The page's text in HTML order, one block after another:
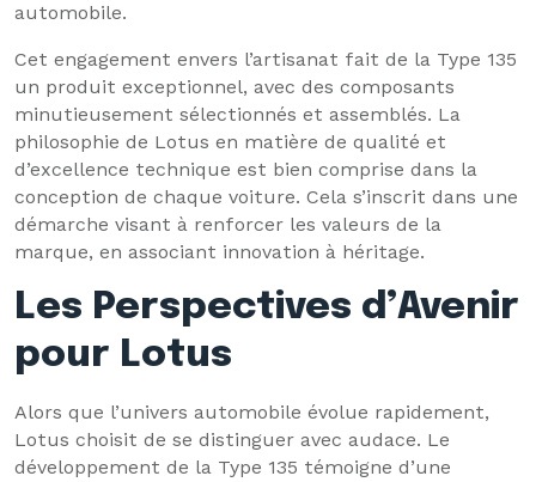
automobile.
Cet engagement envers l’artisanat fait de la Type 135
un produit exceptionnel, avec des composants
minutieusement sélectionnés et assemblés. La
philosophie de Lotus en matière de qualité et
d’excellence technique est bien comprise dans la
conception de chaque voiture. Cela s’inscrit dans une
démarche visant à renforcer les valeurs de la
marque, en associant innovation à héritage.
Les Perspectives d’Avenir
pour Lotus
Alors que l’univers automobile évolue rapidement,
Lotus choisit de se distinguer avec audace. Le
développement de la Type 135 témoigne d’une